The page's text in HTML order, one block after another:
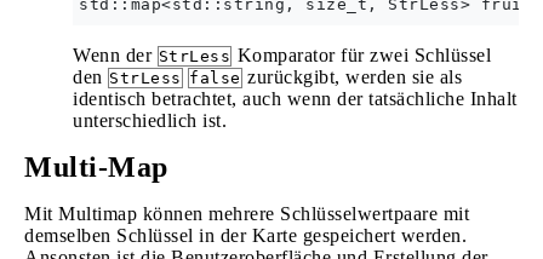
Wenn der StrLess Komparator für zwei Schlüssel
den StrLess false zurückgibt, werden sie als
identisch betrachtet, auch wenn der tatsächliche Inhalt
unterschiedlich ist.
Multi-Map
Mit Multimap können mehrere Schlüsselwertpaare mit
demselben Schlüssel in der Karte gespeichert werden.